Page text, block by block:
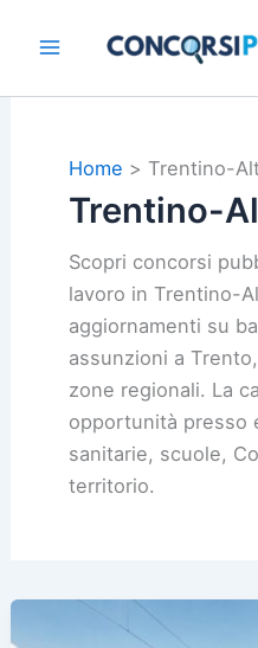
Home Trentino-
Trentino-
Scopri concorsi
lavoro in Trentino-
aggiornamenti su
assunzioni a
zone regionali. La
opportunità presso
sanitarie, scuole,
territorio.